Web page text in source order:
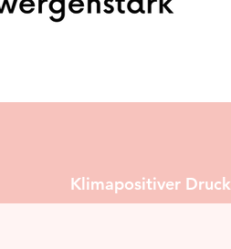
Klimapositiver Druck